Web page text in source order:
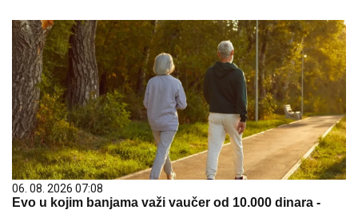
06. 08. 2026 07:08
Evo u kojim banjama važi vaučer od 10.000 dinara -